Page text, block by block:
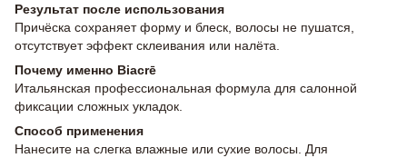
Результат после использования
Причёска сохраняет форму и блеск, волосы не пушатся,
отсутствует эффект склеивания или налёта.
Почему именно Biacrē
Итальянская профессиональная формула для салонной
фиксации сложных укладок.
Способ применения
Нанесите на слегка влажные или сухие волосы. Для